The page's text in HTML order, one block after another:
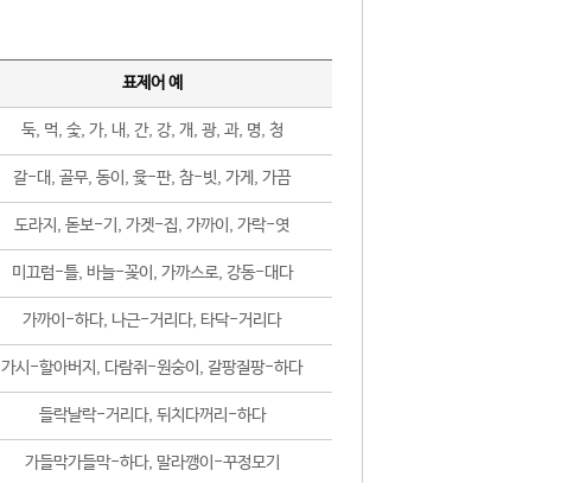
표제어 예
둑, 먹, 숯, 가, 내, 간, 강, 개, 광, 과, 명, 청
갈-대, 골무, 동이, 윷-판, 참-빗, 가게, 가끔
도라지, 돋보-기, 가겟-집, 가까이, 가락-엿
미끄럼-틀, 바늘-꽂이, 가까스로, 강동-대다
가까이-하다, 나근-거리다, 타닥-거리다
가시-할아버지, 다람쥐-원숭이, 갈팡질팡-하다
들락날락-거리다, 뒤치다꺼리-하다
가들막가들막-하다, 말라깽이-꾸정모기